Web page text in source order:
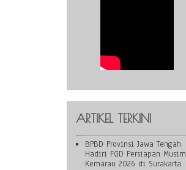
ARTIKEL TERKINI
BPBD Provinsi Jawa Tengah
Hadiri FGD Persiapan Musim
Kemarau 2026 di Surakarta